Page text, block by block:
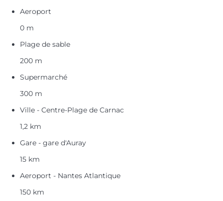
Aeroport
0 m
Plage de sable
200 m
Supermarché
300 m
Ville - Centre-Plage de Carnac
1,2 km
Gare - gare d'Auray
15 km
Aeroport - Nantes Atlantique
150 km